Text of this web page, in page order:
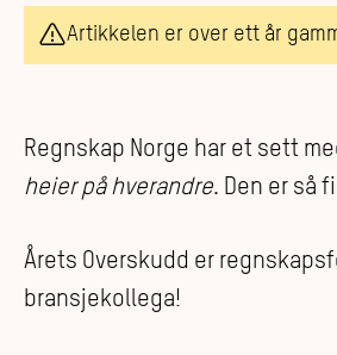
Artikkelen er over ett år
Regnskap Norge har et sett
heier på hverandre. Den er så
Årets Overskudd er
bransjekollega!